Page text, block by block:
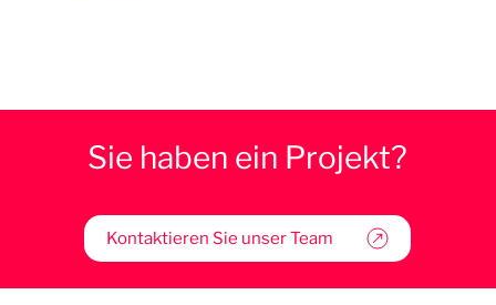
Sie haben ein Projekt?
Kontaktieren Sie unser Team